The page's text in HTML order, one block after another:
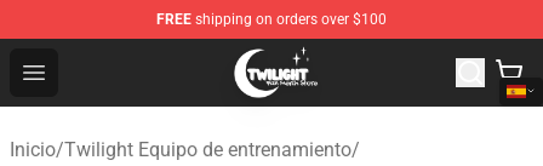
FREE shipping on orders over $100
Open menu
Twilight Store - Official Twilight Merchandise Shop
Inicio/Twilight Equipo de entrenamiento/